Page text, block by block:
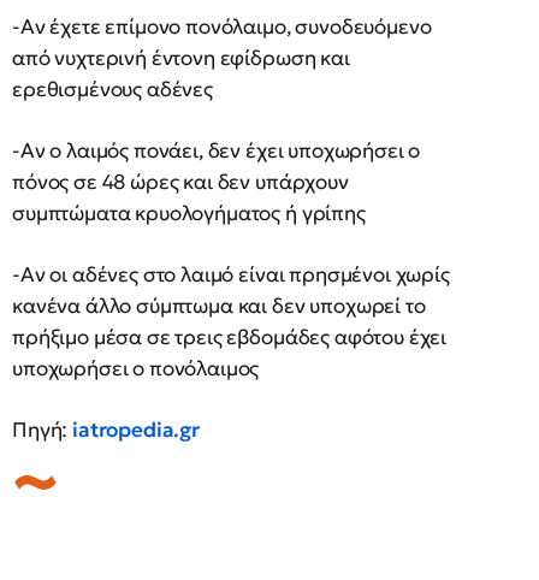
-Αν έχετε επίμονο πονόλαιμο, συνοδευόμενο
από νυχτερινή έντονη εφίδρωση και
ερεθισμένους αδένες
-Αν ο λαιμός πονάει, δεν έχει υποχωρήσει ο
πόνος σε 48 ώρες και δεν υπάρχουν
συμπτώματα κρυολογήματος ή γρίπης
-Αν οι αδένες στο λαιμό είναι πρησμένοι χωρίς
κανένα άλλο σύμπτωμα και δεν υποχωρεί το
πρήξιμο μέσα σε τρεις εβδομάδες αφότου έχει
υποχωρήσει ο πονόλαιμος
Πηγή: iatropedia.gr